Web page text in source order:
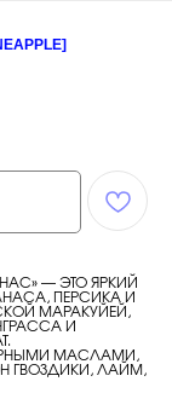
— ЭТО ЯРКИЙ
ПЕРСИКА И
МАРАКУЙЕЙ,
И
МАСЛАМИ,
ГВОЗДИКИ, ЛАЙМ,